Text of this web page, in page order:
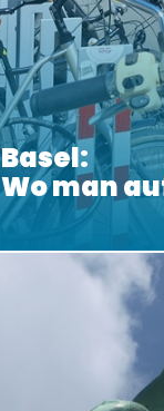
Basel:
Wo man